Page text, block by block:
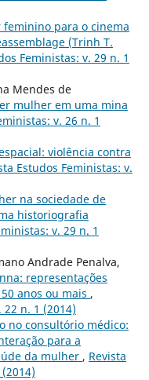
feminino para o cinema
(Trinh T.
Feministas: v. 29 n. 1
Mendes de
mulher em uma mina
v. 26 n. 1
violência contra
Estudos Feministas: v.
na sociedade de
historiografia
v. 29 n. 1
Andrade Penalva,
representações
anos ou mais ,
22 n. 1 (2014)
no consultório médico:
para a
da mulher , Revista